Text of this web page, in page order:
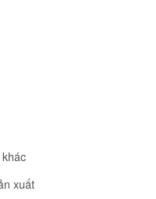
xuất